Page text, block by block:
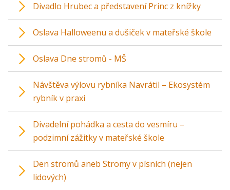
Divadlo Hrubec a představení Princ z knížky
Oslava Halloweenu a dušiček v mateřské škole
Oslava Dne stromů - MŠ
Návštěva výlovu rybníka Navrátil – Ekosystém
rybník v praxi
Divadelní pohádka a cesta do vesmíru –
podzimní zážitky v mateřské škole
Den stromů aneb Stromy v písních (nejen
lidových)